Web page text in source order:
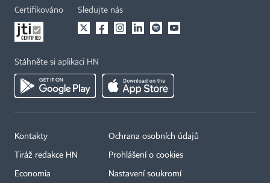
Certifikováno Sledujte nás
Stáhněte si aplikaci HN
Kontakty
Tiráž redakce HN
Economia
Ochrana osobních údajů
Prohlášení o cookies
Nastavení soukromí